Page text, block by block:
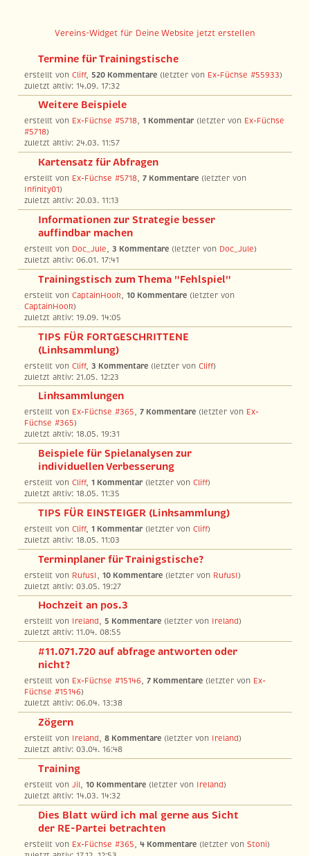
Vereins-Widget für Deine Website jetzt erstellen
Termine für Trainingstische
erstellt von Cliff, 520 Kommentare (letzter von Ex-Füchse #55933)
zuletzt aktiv: 14.09. 17:32
Weitere Beispiele
erstellt von Ex-Füchse #5718, 1 Kommentar (letzter von Ex-Füchse
#5718)
zuletzt aktiv: 24.03. 11:57
Kartensatz für Abfragen
erstellt von Ex-Füchse #5718, 7 Kommentare (letzter von
Infinity01)
zuletzt aktiv: 20.03. 11:13
Informationen zur Strategie besser
auffindbar machen
erstellt von Doc_Jule, 3 Kommentare (letzter von Doc_Jule)
zuletzt aktiv: 06.01. 17:41
Trainingstisch zum Thema "Fehlspiel"
erstellt von CaptainHook 10 Kommentare (letzter von
CaptainHook)
zuletzt aktiv: 19.09. 14:05
TIPS FÜR FORTGESCHRITTENE
(Linksammlung)
erstellt von Cliff, 3 Kommentare (letzter von Cliff)
zuletzt aktiv: 21.05. 12:23
Linksammlungen
erstellt von Ex-Füchse #365, 7 Kommentare (letzter von Ex-
Füchse #365)
zuletzt aktiv: 18.05. 19:31
Beispiele für Spielanalysen zur
individuellen Verbesserung
erstellt von Cliff, 1 Kommentar (letzter von Cliff)
zuletzt aktiv: 18.05. 11:35
TIPS FÜR EINSTEIGER (Linksammlung)
erstellt von Cliff, 1 Kommentar (letzter von Cliff)
zuletzt aktiv: 18.05. 11:03
Terminplaner für Trainigstische?
erstellt von RufusI 10 Kommentare (letzter von RufusI)
zuletzt aktiv: 03.05. 19:27
Hochzeit an pos.3
erstellt von Ireland, 5 Kommentare (letzter von Ireland)
zuletzt aktiv: 11.04. 08:55
#11.071.720 auf abfrage antworten oder
nicht?
erstellt von Ex-Füchse #15146, 7 Kommentare (letzter von Ex-
Füchse #15146)
zuletzt aktiv: 06.04. 13:38
Zögern
erstellt von Ireland, 8 Kommentare (letzter von Ireland)
zuletzt aktiv: 03.04. 16:48
Training
erstellt von Jil 10 Kommentare (letzter von Ireland)
zuletzt aktiv: 14.03. 14:32
Dies Blatt würd ich mal gerne aus Sicht
der RE-Partei betrachten
erstellt von Ex-Füchse #365 4 Kommentare (letzter von Stoni)